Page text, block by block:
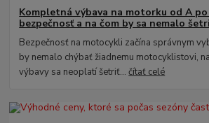
Kompletná výbava na motorku od A
bezpečnosť a na čom by sa nemalo
Bezpečnosť na motocykli začína správnym
by nemalo chýbať žiadnemu motocyklistovi,
výbavy sa neoplatí šetriť...čítať celé